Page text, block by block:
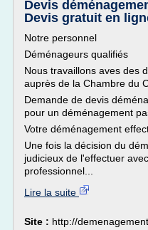
Devis
Devis gratuit en
Notre personnel
Déménageurs qualifiés
Nous travaillons aves des
auprès de la Chambre du
Demande de devis
pour un déménagement
Votre déménagement
Une fois la décision du
judicieux de l'effectuer
professionnel...
Lire la suite
Site : http://